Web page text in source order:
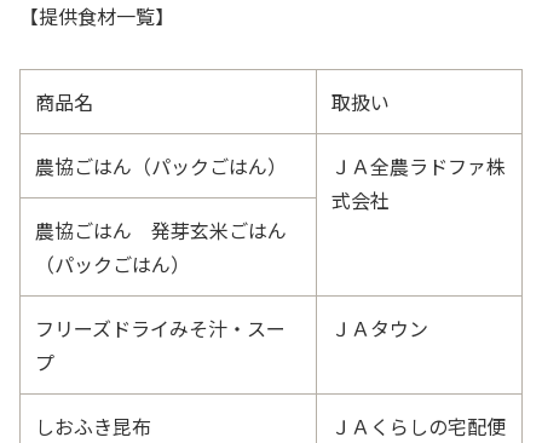
【提供食材一覧】
商品名 取扱い
農協ごはん（パックごはん）
ＪＡ全農ラドファ株
式会社
農協ごはん 発芽玄米ごはん
（パックごはん）
フリーズドライみそ汁・スー
プ
ＪＡタウン
しおふき昆布 ＪＡくらしの宅配便